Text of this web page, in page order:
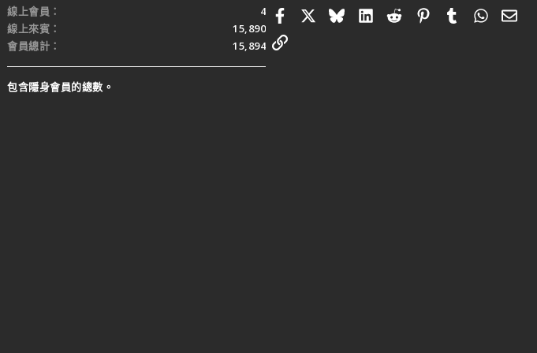
線上會員
4
線上來賓
15,890
會員總計
15,894
包含隱身會員的總數。
FacebookBlueskyLinkedIn
RedditPinterestTumblr 電
連結